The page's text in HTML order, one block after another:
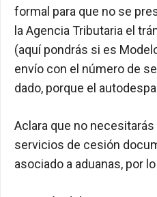
formal para que no se
la Agencia Tributaria el
(aquí pondrás si es
envío con el número de
dado, porque el
Aclara que no
servicios de cesión
asociado a aduanas, por